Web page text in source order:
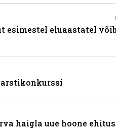
esimestel eluaastatel
haigla uue hoone ehitus